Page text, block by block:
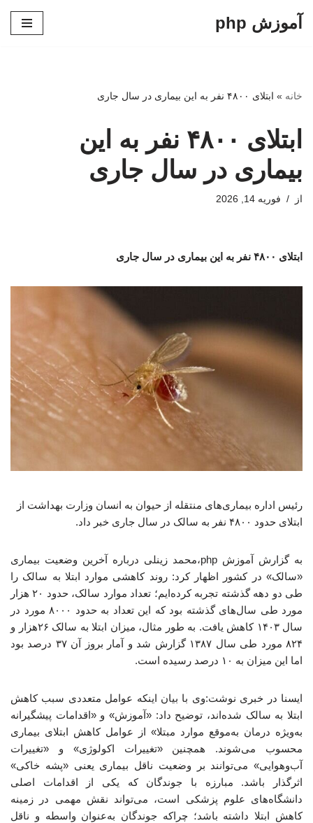
آموزش php
خانه » ابتلای ۴۸۰۰ نفر به این بیماری در سال جاری
ابتلای ۴۸۰۰ نفر به این
بیماری در سال جاری
از فوریه 14, 2026
ابتلای ۴۸۰۰ نفر به این بیماری در سال جاری
رئیس اداره بیماری‌های منتقله از حیوان به انسان وزارت بهداشت از
ابتلای حدود ۴۸۰۰ نفر به سالک در سال جاری خبر داد.
به گزارش آموزش php،محمد زینلی درباره آخرین وضعیت بیماری
«سالک» در کشور اظهار کرد: روند کاهشی موارد ابتلا به سالک را
طی دو دهه گذشته تجربه کرده‌ایم؛ تعداد موارد سالک، حدود ۲۰ هزار
مورد طی سال‌های گذشته بود که این تعداد به حدود ۸۰۰۰ مورد در
سال ۱۴۰۳ کاهش یافت. به طور مثال، میزان ابتلا به سالک ۲۶هزار و
۸۲۴ مورد طی سال ۱۳۸۷ گزارش شد و آمار بروز آن ۳۷ درصد بود
اما این میزان به ۱۰ درصد رسیده است.
ایسنا در خبری نوشت:وی با بیان اینکه عوامل متعددی سبب کاهش
ابتلا به سالک شده‌اند، توضیح داد: «آموزش» و «اقدامات پیشگیرانه
به‌ویژه درمان به‌موقع موارد مبتلا» از عوامل کاهش ابتلای بیماری
محسوب می‌شوند. همچنین «تغییرات اکولوژی» و «تغییرات
آب‌وهوایی» می‌توانند بر وضعیت ناقل بیماری یعنی «پشه خاکی»
اثرگذار باشد. مبارزه با جوندگان که یکی از اقدامات اصلی
دانشگاه‌های علوم پزشکی است، می‌تواند نقش مهمی در زمینه
کاهش ابتلا داشته باشد؛ چراکه جوندگان به‌عنوان واسطه و ناقل